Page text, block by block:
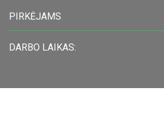
PIRKĖJAMS
DARBO LAIKAS: